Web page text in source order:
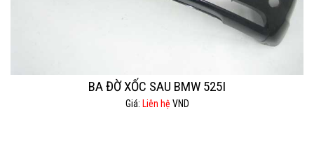
BA ĐỜ XỐC SAU BMW 525I
Giá: Liên hệ VND